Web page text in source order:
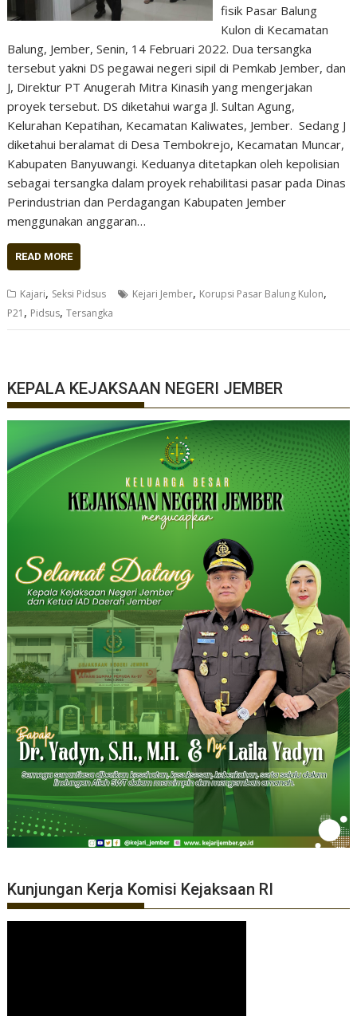
fisik Pasar Balung
Kulon di Kecamatan
Balung, Jember, Senin, 14 Februari 2022. Dua tersangka
tersebut yakni DS pegawai negeri sipil di Pemkab Jember, dan
J, Direktur PT Anugerah Mitra Kinasih yang mengerjakan
proyek tersebut. DS diketahui warga Jl. Sultan Agung,
Kelurahan Kepatihan, Kecamatan Kaliwates, Jember. Sedang J
diketahui beralamat di Desa Tembokrejo, Kecamatan Muncar,
Kabupaten Banyuwangi. Keduanya ditetapkan oleh kepolisian
sebagai tersangka dalam proyek rehabilitasi pasar pada Dinas
Perindustrian dan Perdagangan Kabupaten Jember
menggunakan anggaran…
READ MORE
Kajari, Seksi Pidsus Kejari Jember, Korupsi Pasar Balung Kulon,
P21 , Pidsus,Tersangka
KEPALA KEJAKSAAN NEGERI JEMBER
Kunjungan Kerja Komisi Kejaksaan RI